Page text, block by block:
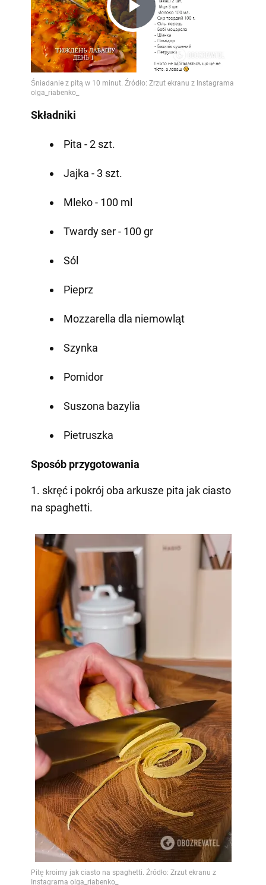
Play
Video
Składniki
Pita - 2 szt.
Jajka - 3 szt.
Mleko - 100 ml
Twardy ser - 100 gr
Sól
Pieprz
Mozzarella dla niemowląt
Szynka
Pomidor
Suszona bazylia
Pietruszka
Sposób przygotowania
1. skręć i pokrój oba arkusze pita jak ciasto
na spaghetti.